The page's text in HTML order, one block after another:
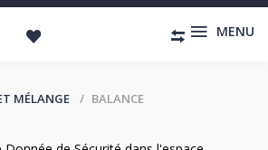
MENU
MÉLANGE BALANCE